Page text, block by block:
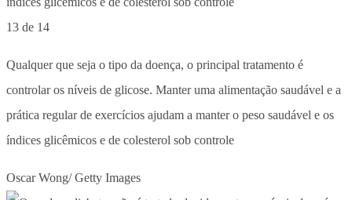
13 de 14
Qualquer que seja o tipo da doença, o principal tratamento é
controlar os níveis de glicose. Manter uma alimentação saudável e a
prática regular de exercícios ajudam a manter o peso saudável e os
índices glicêmicos e de colesterol sob controle
Oscar Wong/ Getty Images